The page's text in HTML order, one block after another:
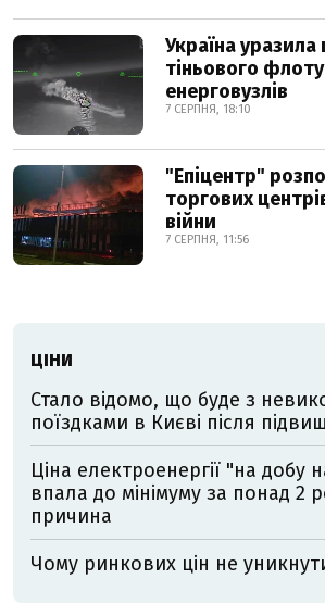
Україна уразила
тіньового
енерговузлів
7 СЕРПНЯ, 18:10
"Епіцентр"
торгових
війни
7 СЕРПНЯ, 11:56
ЦІНИ
Стало відомо, що буде з
поїздками в Києві після
Ціна електроенергії "на добу
впала до мінімуму за понад 2
причина
Чому ринкових цін не